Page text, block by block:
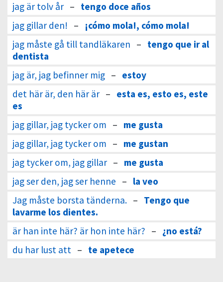
jag är tolv år – tengo doce años
jag gillar den! –
¡cómo mola!, cómo mola!
jag måste gå till tandläkaren – tengo que ir al
dentista
jag är, jag befinner mig – estoy
det här är, den här är – esta es, esto es, este
es
jag gillar, jag tycker om – me gusta
jag gillar, jag tycker om – me gustan
jag tycker om, jag gillar – me gusta
jag ser den, jag ser henne – la veo
Jag måste borsta tänderna. – Tengo que
lavarme los dientes.
är han inte här? är hon inte här? – ¿no está?
du har lust att – te apetece